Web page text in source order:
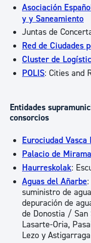
Asociación
y y Saneamiento
Juntas de
Red de Ciudades
Cluster de
POLIS: Cities and
Entidades
consorcios
Eurociudad
Palacio de
Haurreskolak:
Aguas del Añarbe
suministro de
depuración de
de Donostia / San
Lasarte-Oria,
Lezo y Astigarraga